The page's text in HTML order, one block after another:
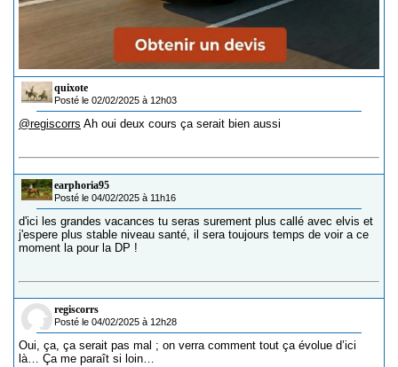
quixote
Posté le 02/02/2025 à 12h03
@regiscorrs Ah oui deux cours ça serait bien aussi
earphoria95
Posté le 04/02/2025 à 11h16
d'ici les grandes vacances tu seras surement plus callé avec elvis et
j'espere plus stable niveau santé, il sera toujours temps de voir a ce
moment la pour la DP !
regiscorrs
Posté le 04/02/2025 à 12h28
Oui, ça, ça serait pas mal ; on verra comment tout ça évolue d’ici
là… Ça me paraît si loin…